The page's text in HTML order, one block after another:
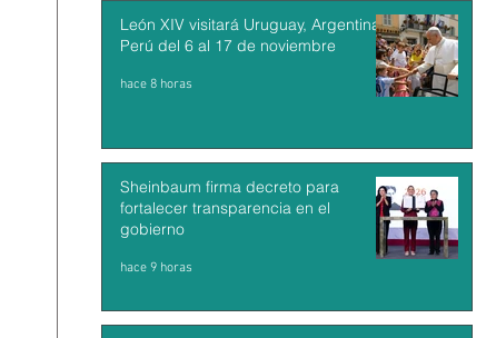
León XIV visitará Uruguay, Argentina y
Perú del 6 al 17 de noviembre
hace 8 horas
Sheinbaum firma decreto para
fortalecer transparencia en el
gobierno
hace 9 horas